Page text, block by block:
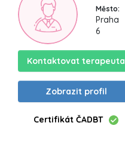
Město:
Praha
6
Kontaktovat terapeuta
Zobrazit profil
Certifikát ČADBT